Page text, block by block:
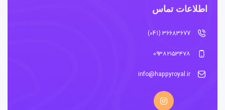
اطلاعات تماس
36683677 (041)
۰۹۳۸۲۱۵۳۴۷۸
info@happyroyal.ir